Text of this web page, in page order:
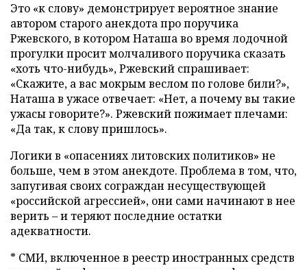
Это «к слову» демонстрирует вероятное знание
автором старого анекдота про поручика
Ржевского, в котором Наташа во время лодочной
прогулки просит молчаливого поручика сказать
«хоть что-нибудь», Ржевский спрашивает:
«Скажите, а вас мокрым веслом по голове били?»,
Наташа в ужасе отвечает: «Нет, а почему вы такие
ужасы говорите?». Ржевский пожимает плечами:
«Да так, к слову пришлось».
Логики в «опасениях литовских политиков» не
больше, чем в этом анекдоте. Проблема в том, что,
запугивая своих сограждан несуществующей
«российской агрессией», они сами начинают в нее
верить – и теряют последние остатки
адекватности.
* СМИ, включенное в реестр иностранных средств